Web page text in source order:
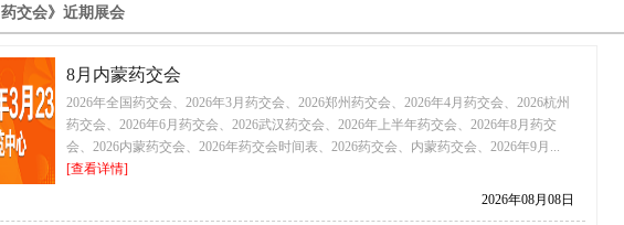
药交会》近期展会
8月内蒙药交会
2026年全国药交会、2026年3月药交会、2026郑州药交会、2026年4月药交会、2026杭州
药交会、2026年6月药交会、2026武汉药交会、2026年上半年药交会、2026年8月药交
会、2026内蒙药交会、2026年药交会时间表、2026药交会、内蒙药交会、2026年9月...
[查看详情]
2026年08月08日